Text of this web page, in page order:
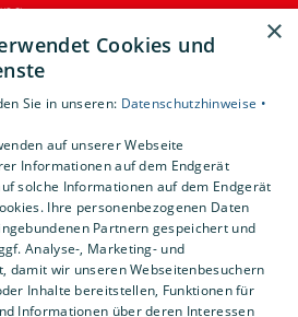
×
Cookies und
Sie in unseren: Datenschutzhinweise •
auf unserer Webseite
Informationen auf dem Endgerät
solche Informationen auf dem Endgerät
Ihre personenbezogenen Daten
Partnern gespeichert und
Analyse-, Marketing- und
damit wir unseren Webseitenbesuchern
Inhalte bereitstellen, Funktionen für
Informationen über deren Interessen